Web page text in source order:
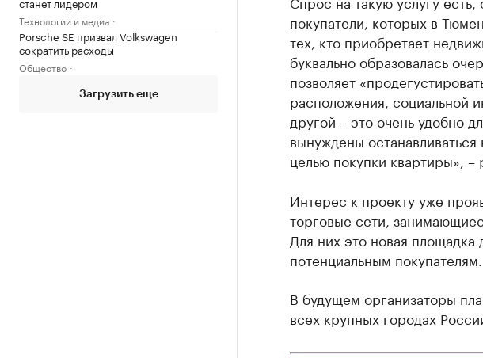
Технологии и медиа
Porsche SE призвал Volkswagen
сократить расходы
Общество
Загрузить еще
покупатели, которых в
тех, кто приобретает
буквально образовалась
позволяет
расположения, социальной
другой – это очень удобно
вынуждены
целью покупки квартиры», –
Интерес к проекту уже
торговые сети,
Для них это новая площадка
потенциальным покупателям.
В будущем организаторы
всех крупных городах